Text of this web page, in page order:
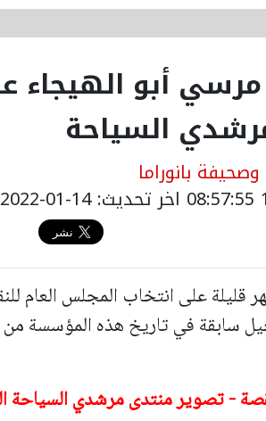
مرسي أبو الهيجاء
السياحة
بانوراما
اخر تحديث: 14-01-2022 10:57:55
قليلة على انتخاب المجلس العام
سابقة في تاريخ هذه المؤسسة
- تصوير منتدى مرشدي السياحة